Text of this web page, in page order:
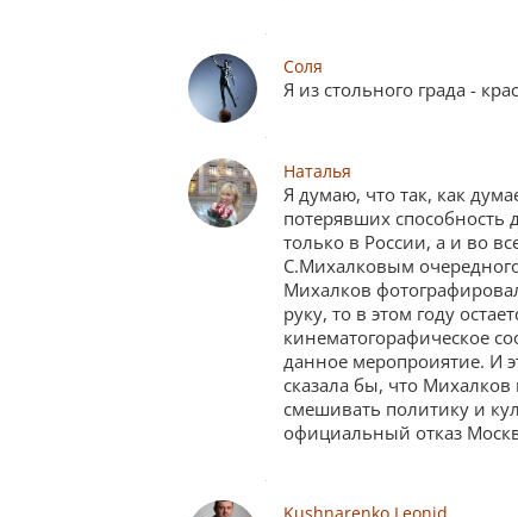
Соля
Я из стольного града -
Наталья
Я думаю, что так, как
потерявших способность
только в России, а и во
С.Михалковым
Михалков
руку, то в этом году
кинематогорафическое
данное меропроиятие. И
сказала бы, что
смешивать политику и
официальный отказ